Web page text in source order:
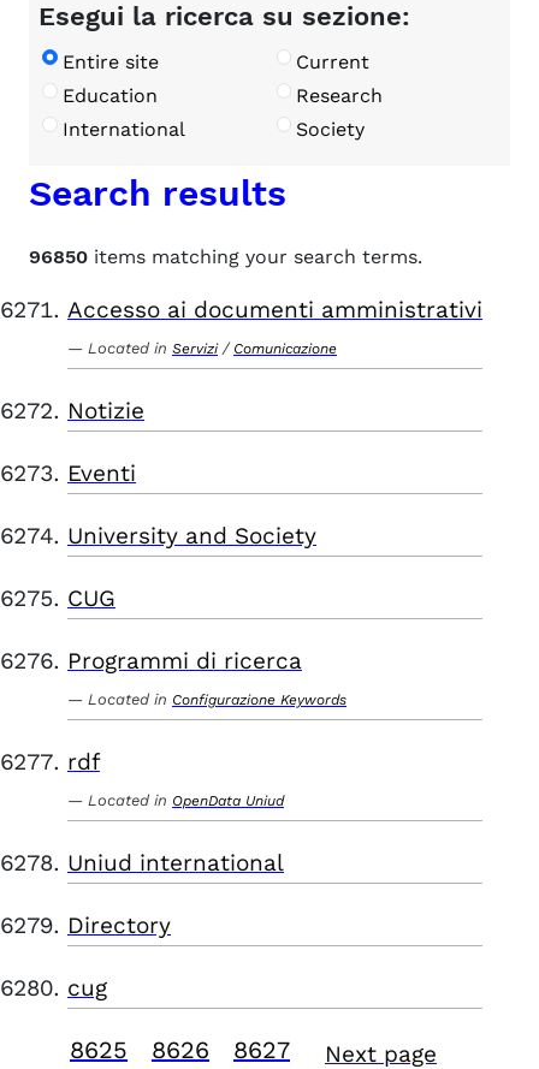
Esegui la ricerca su sezione:
Entire site
Current
Education
Research
International
Society
Search results
96850 items matching your search terms.
Accesso ai documenti amministrativi
Located in Servizi / Comunicazione
Notizie
Eventi
University and Society
CUG
Programmi di ricerca
Located in Configurazione Keywords
rdf
Located in OpenData Uniud
Uniud international
Directory
cug
8625 8626 8627 Next page